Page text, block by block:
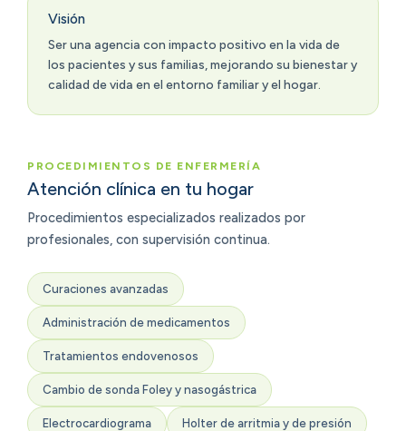
Visión
Ser una agencia con impacto positivo en la vida de
los pacientes y sus familias, mejorando su bienestar y
calidad de vida en el entorno familiar y el hogar.
PROCEDIMIENTOS DE ENFERMERÍA
Atención clínica en tu hogar
Procedimientos especializados realizados por
profesionales, con supervisión continua.
Curaciones avanzadas
Administración de medicamentos
Tratamientos endovenosos
Cambio de sonda Foley y nasogástrica
Electrocardiograma Holter de arritmia y de presión